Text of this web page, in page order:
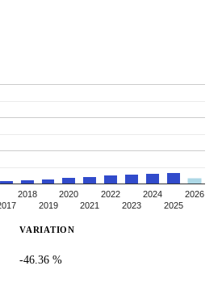
2018
2019
2020
2021
2022
2023
2024
2025
2026
VARIATION
-46.36 %